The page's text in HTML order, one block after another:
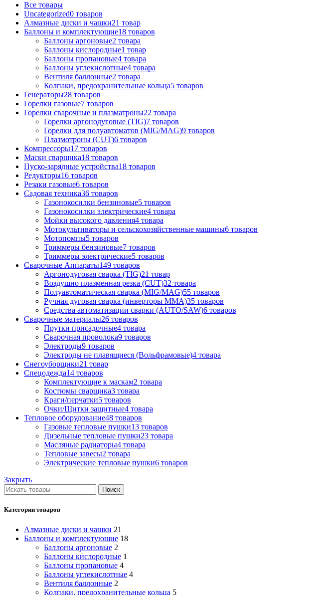
Все товары
Uncategorized0 товаров
Алмазные диски и чашки21 товар
Баллоны и комплектующие18 товаров
Баллоны аргоновые2 товара
Баллоны кислородные1 товар
Баллоны пропановые4 товара
Баллоны углекислотные4 товара
Вентиля баллонные2 товара
Колпаки, предохранительные кольца5 товаров
Генераторы28 товаров
Горелки газовые7 товаров
Горелки сварочные и плазматроны22 товара
Горелки аргонодуговые (TIG)7 товаров
Горелки для полуавтоматов (MIG/MAG)9 товаров
Плазмотроны (CUT)6 товаров
Компрессоры17 товаров
Маски сварщика18 товаров
Пуско-зарядные устройства18 товаров
Редукторы16 товаров
Резаки газовые6 товаров
Садовая техника36 товаров
Газонокосилки бензиновые5 товаров
Газонокосилки электрические4 товара
Мойки высокого давления4 товара
Мотокультиваторы и сельскохозяйственные машины6 товаров
Мотопомпы5 товаров
Триммеры бензиновые7 товаров
Триммеры электрические5 товаров
Сварочные Аппараты149 товаров
Аргонодуговая сварка (TIG)21 товар
Воздушно плазменная резка (CUT)32 товара
Полуавтоматическая сварка (MIG/MAG)55 товаров
Ручная дуговая сварка (инверторы MMA)35 товаров
Средства автоматизации сварки (AUTO/SAW)6 товаров
Сварочные материалы26 товаров
Прутки присадочные4 товара
Сварочная проволока9 товаров
Электроды9 товаров
Электроды не плавящиеся (Вольфрамовые)4 товара
Снегоуборщики21 товар
Спецодежда14 товаров
Комплектующие к маскам2 товара
Костюмы сварщика3 товара
Краги/перчатки5 товаров
Очки/Щитки защитные4 товара
Тепловое оборудование48 товаров
Газовые тепловые пушки13 товаров
Дизельные тепловые пушки23 товара
Масляные радиаторы4 товара
Тепловые завесы2 товара
Электрические тепловые пушки6 товаров
Закрыть
Поиск
Категории товаров
Алмазные диски и чашки 21
Баллоны и комплектующие 18
Баллоны аргоновые 2
Баллоны кислородные 1
Баллоны пропановые 4
Баллоны углекислотные 4
Вентиля баллонные 2
Колпаки, предохранительные кольца 5